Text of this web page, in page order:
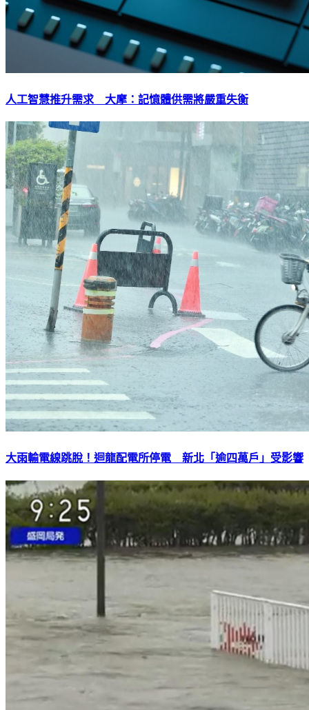
人工智慧推升需求 大摩：記憶體供需將嚴重失衡
大雨輸電線跳脫！迴龍配電所停電 新北「逾四萬戶」受影響